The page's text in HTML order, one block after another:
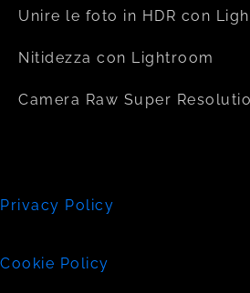
Unire le foto in HDR con
Nitidezza con Lightroom
Camera Raw Super
Privacy Policy
Cookie Policy